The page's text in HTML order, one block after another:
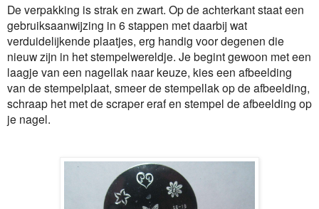
De verpakking is strak en zwart. Op de achterkant staat een
gebruiksaanwijzing in 6 stappen met daarbij wat
verduidelijkende plaatjes, erg handig voor degenen die
nieuw zijn in het stempelwereldje. Je begint gewoon met een
laagje van een nagellak naar keuze, kies een afbeelding
van de stempelplaat, smeer de stempellak op de afbeelding,
schraap het met de scraper eraf en stempel de afbeelding op
je nagel.